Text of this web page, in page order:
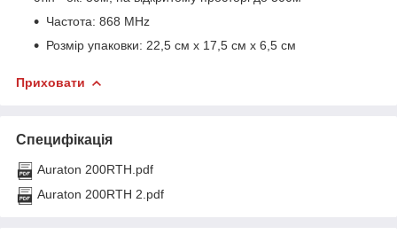
Частота: 868 MHz
Розмір упаковки: 22,5 см х 17,5 см х 6,5 см
Приховати
Специфікація
Auraton 200RTH.pdf
Auraton 200RTH 2.pdf